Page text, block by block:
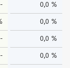
- 0,0 %
0,0 %
- 0,0 %
- 0,0 %